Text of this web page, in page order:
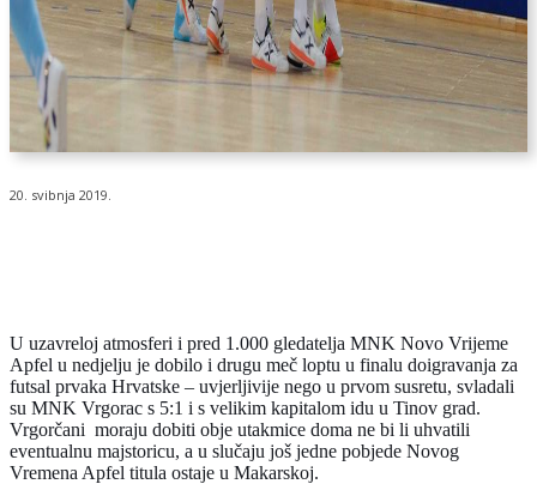
20. svibnja 2019.
U uzavreloj atmosferi i pred 1.000 gledatelja MNK Novo Vrijeme
Apfel u nedjelju je dobilo i drugu meč loptu u finalu doigravanja za
futsal prvaka Hrvatske – uvjerljivije nego u prvom susretu, svladali
su MNK Vrgorac s 5:1 i s velikim kapitalom idu u Tinov grad.
Vrgorčani moraju dobiti obje utakmice doma ne bi li uhvatili
eventualnu majstoricu, a u slučaju još jedne pobjede Novog
Vremena Apfel titula ostaje u Makarskoj.